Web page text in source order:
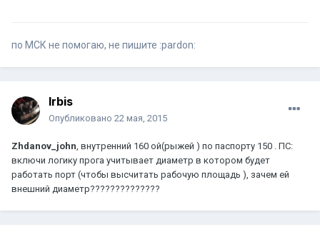
по МСК не помогаю, не пишите :pardon:
Irbis
Опубликовано 22 мая, 2015
Zhdanov_john, внутренний 160 ой(рыжей ) по паспорту 150 . ПС:
включи логику прога учитывает диаметр в котором будет
работать порт (чтобы высчитать рабочую площадь ), зачем ей
внешний диаметр??????????????